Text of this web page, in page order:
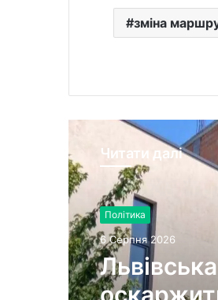
зміна
Читати далі
Політика
6 Серпня 2026